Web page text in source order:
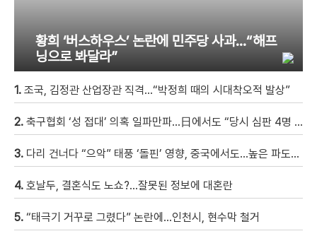
황희 ‘버스하우스’ 논란에 민주당 사과…“해프
닝으로 봐달라”
1. 조국, 김정관 산업장관 직격…“박정희 때의 시대착오적 발상”
2. 축구협회 ‘성 접대’ 의혹 일파만파…日에서도 “당시 심판 4명 조사 착수”
3. 다리 건너다 “으악” 태풍 ‘돌핀’ 영향, 중국에서도…높은 파도에 휩쓸려 9세 아이 실종 [현장영상]
4. 호날두, 결혼식도 노쇼?…잘못된 정보에 대혼란
5. “태극기 거꾸로 그렸다” 논란에…인천시, 현수막 철거